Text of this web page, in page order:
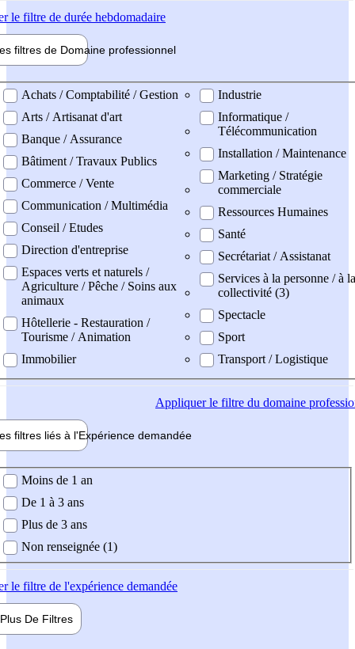
le filtre de durée hebdomadaire
filtres de Domaine professionnel
professionel
Achats / Comptabilité / Gestion
Arts / Artisanat d'art
Banque / Assurance
Bâtiment / Travaux Publics
Commerce / Vente
Communication / Multimédia
Conseil / Etudes
Direction d'entreprise
Espaces verts et naturels /
Agriculture / Pêche / Soins aux
animaux
Hôtellerie - Restauration /
Tourisme / Animation
Immobilier
Industrie
Informatique /
Télécommunication
Installation / Maintenance
Marketing / Stratégie
commerciale
Ressources Humaines
Santé
Secrétariat / Assistanat
Services à la personne / à la
collectivité (3)
Spectacle
Sport
Transport / Logistique
Appliquerle filtre du domaine
filtres liés à l'Expérience demandée
demandée
Moins de 1 an
De 1 à 3 ans
Plus de 3 ans
Non renseignée (1)
le filtre de l'expérience demandée
Plus De Filtres